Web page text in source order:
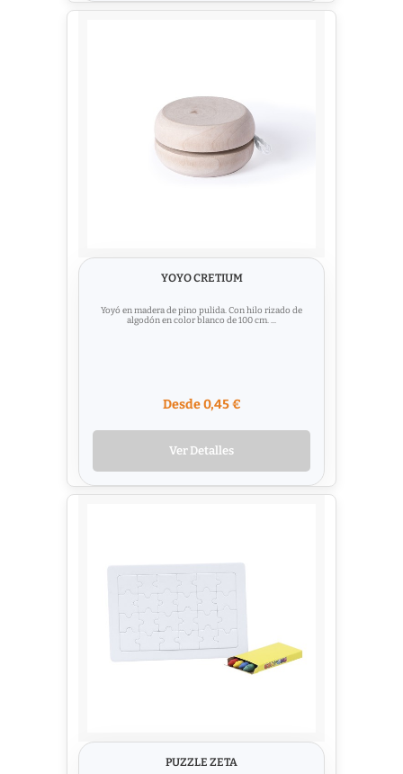
YOYO CRETIUM
Yoyó en madera de pino pulida. Con hilo rizado de
algodón en color blanco de 100 cm. ...
Desde 0,45 €
Ver Detalles
PUZZLE ZETA